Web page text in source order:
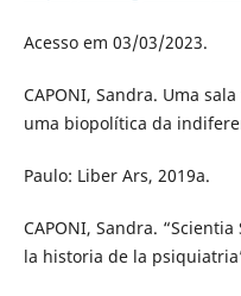
Acesso em 03/03/2023.
CAPONI, Sandra. Uma
uma biopolítica da
Paulo: Liber Ars, 2019a.
CAPONI, Sandra.
la historia de la